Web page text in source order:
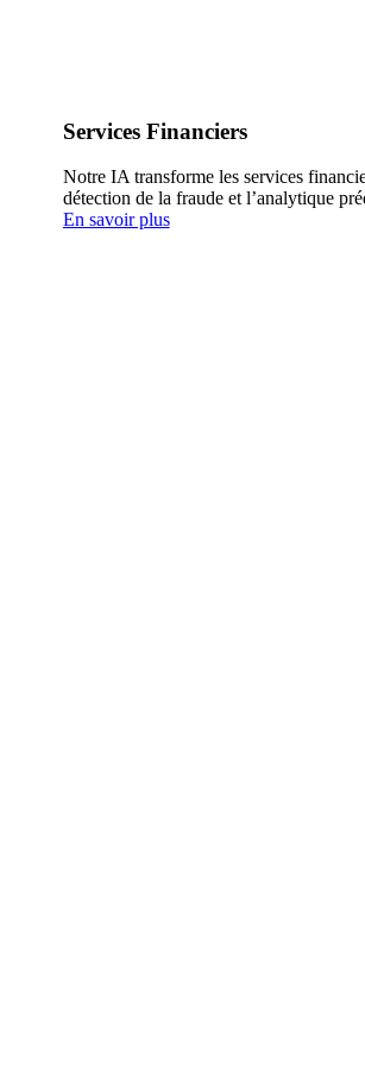
Services Financiers
Notre IA transforme les services
détection de la fraude et l’analytique
En savoir plus